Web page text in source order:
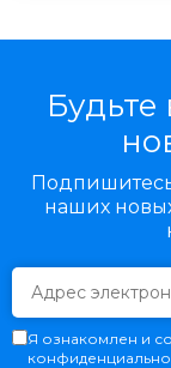
Подпишитесь
наших
Я ознакомлен и